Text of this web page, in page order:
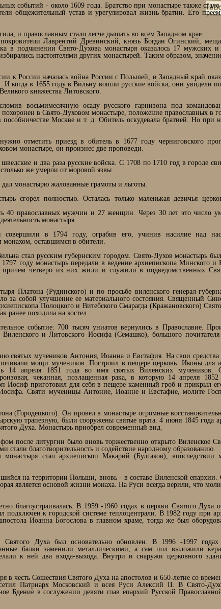
событий - около 1609 года. Братство при монастыре также стало
общежительный устав и урегулировал жизнь братии. Его
и православным стало легче дышать во всем Западном крае.
Лаврентий Древинский, князь Богдан Огинский,
в подчинении Свято-Духова монастыря оказалось 17 мужских
настоятелями других монастырей. Таким образом,
к России началась война России с Польшей, и Западный край
когда в 1655 году в Вильну вошли русские войска, они увидели
княжества Литовского.
восьмимесячную осаду русского гарнизона под
в Свято-Духовом монастыре, положение православных в
Москве и т. д. Обитель оскудевала братией. Но при
отметить приезд в обитель в 1677 году черниговского
монастыре, он произнес две проповеди.
и два раза русские войска. С 1708 по 1710 год в городе
же умерли от моровой язвы.
монастырю жалованные грамоты и льготы.
сгорел полностью. Осталась только маленькая девичья
40 православных мужчин и 27 женщин. Через 30 лет это число
монастыря.
совершили в 1794 году, ограбив его, учинив насилие над
монахом, оставшимся в обители.
стал русским губернским городом. Свято-Духов монастырь
году монастырь передали в ведение архиепископа Минского и
четверо из них жили и служили в подведомственных
Платона (Рудинского) и по просьбе виленского генерал-
за собой улучшение ее материального состояния. Священный
Полоцкого и Витебского Смарагда (Кражановского)
ранее походила на костел.
событие: 700 тысяч униатов вернулись в Православие.
Виленского и Литовского Иосифа (Семашко), большого
святых мучеников Антония, Иоанна и Евстафия. На свои средства
мощи мучеников. Построил в пещере церковь. Иконы для
14 апреля 1851 года во имя святых Виленских мучеников.
чеканная, позлащенная рака, в которую 14 апреля
Иосиф приготовил для себя в пещере каменный гроб и прикрыл
Святи мученицы Антоние, Иоанне и Евстафие, молите
(Городецкого). Он провел в монастыре огромные
трапезную, были сооружены святые врата. 4 июня 1845 года
Духа. Монастырь приобрел современный вид.
после литургии было вновь торжественно открыто Виленское
стали благотворительность и содействие народному образованию.
стал архиепископ Макарий (Булгаков), впоследствии
на территории Польши, вновь - в составе Виленской
является основой жизни монаха. На Руси всегда верили, что
благоустраивалась. В 1959 -1960 годах в церкви Святого Духа
подключен к городской системе теплоцентрали. В 1982 году при
Иоанна Богослова в главном храме, тогда же был
Духа был основательно обновлен. В 1996 -1997 годах
балки заменили металлическими, а сам пол выложили
к ней два входа-выхода. Внутри и снаружи церковного
в честь Сошествия Святого Духа на апостолов и 650-летие со
Патриарх Московский и всея Руси Алексий II. В Свято-
Бдение в сослужении девяти глав епархий Русской